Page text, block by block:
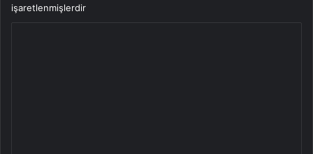
işaretlenmişlerdir